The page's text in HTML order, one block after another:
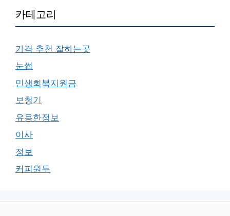
카테고리
가격 추천 잘하는곳
눈썹
민생회복지원금
보청기
유용한정보
이사
정보
커피원두